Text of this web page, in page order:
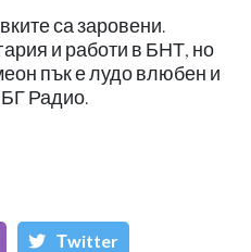
са заровени.
и работи в БНТ, но
пък е лудо влюбен и
Радио.
Тwitter